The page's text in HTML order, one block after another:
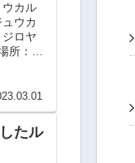
カル
ウカ
ロヤ
所：こ
たル